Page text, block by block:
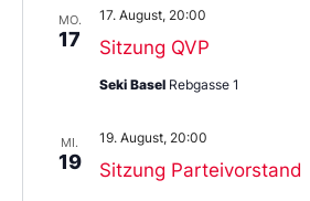
MO.
17 Sitzung QVP
17. August, 20:00
Seki Basel Rebgasse 1
MI.
19 Sitzung Parteivorstand
19. August, 20:00